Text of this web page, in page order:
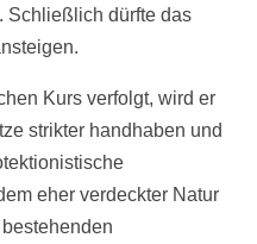
Schließlich dürfte das
Kurs verfolgt, wird er
strikter handhaben und
eher verdeckter Natur